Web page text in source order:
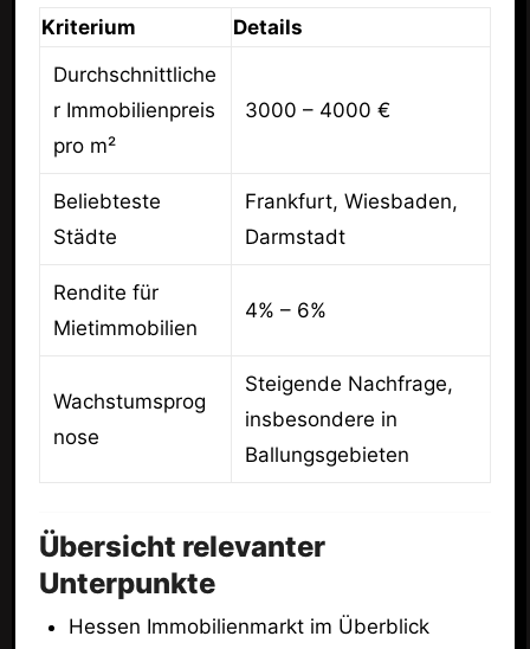
Kriterium
Details
Durchschnittliche
r Immobilienpreis
pro m²
3000 – 4000 €
Beliebteste
Städte
Frankfurt, Wiesbaden,
Darmstadt
Rendite für
Mietimmobilien
4% – 6%
Wachstumsprog
nose
Steigende Nachfrage,
insbesondere in
Ballungsgebieten
Übersicht relevanter
Unterpunkte
Hessen Immobilienmarkt im Überblick